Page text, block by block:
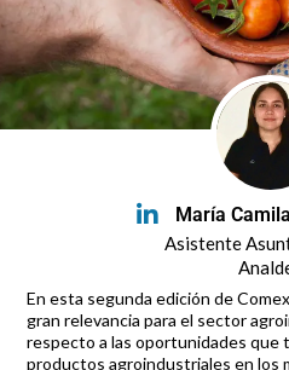
María
Asistente
En esta segunda edición de
gran relevancia para el sector
respecto a las oportunidades que
productos agroindustriales en los